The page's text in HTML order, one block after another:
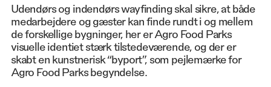
Udendørs og indendørs wayfinding skal sikre, at både
medarbejdere og gæster kan finde rundt i og mellem
de forskellige bygninger, her er Agro Food Parks
visuelle identiet stærk tilstedeværende, og der er
skabt en kunstnerisk “byport”, som pejlemærke for
Agro Food Parks begyndelse.